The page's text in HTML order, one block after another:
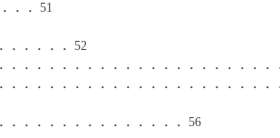
．．51
．．．．．52
．．．．．．．．．．．．．．．．．．．．．
．．．．．．．．．．．．．．．．．．．．．
．．．．．．．．．．．．．．56